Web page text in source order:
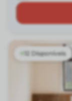
12 Disponíveis